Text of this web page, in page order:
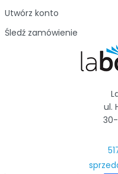
Utwórz konto
Śledź zamówienie
ul.